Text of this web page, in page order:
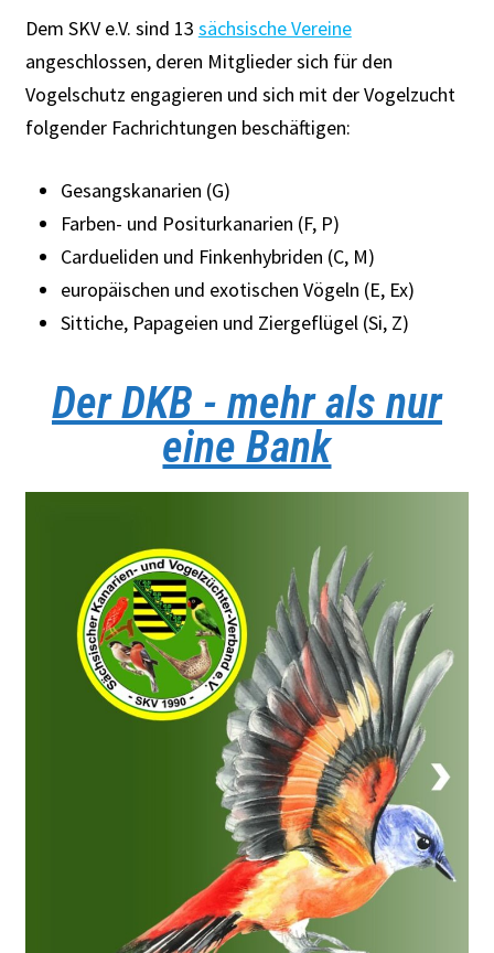
Dem SKV e.V. sind 13 sächsische Vereine
angeschlossen, deren Mitglieder sich für den
Vogelschutz engagieren und sich mit der Vogelzucht
folgender Fachrichtungen beschäftigen:
Gesangskanarien (G)
Farben- und Positurkanarien (F, P)
Cardueliden und Finkenhybriden (C, M)
europäischen und exotischen Vögeln (E, Ex)
Sittiche, Papageien und Ziergeflügel (Si, Z)
Der DKB - mehr als nur
eine Bank